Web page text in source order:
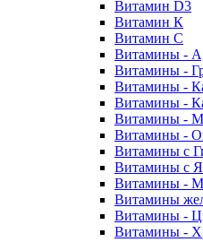
Витамин D3
Витамин К
Витамин С
Витамины -
Витамины -
Витамины -
Витамины -
Витамины -
Витамины -
Витамины с
Витамины с
Витамины -
Витамины
Витамины -
Витамины -